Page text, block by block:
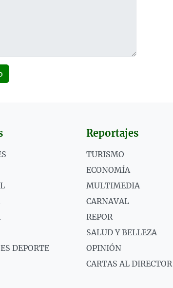
DEPORTE
Reportajes
TURISMO
ECONOMÍA
MULTIMEDIA
CARNAVAL
REPOR
SALUD Y BELLEZA
OPINIÓN
CARTAS AL DIRECTOR